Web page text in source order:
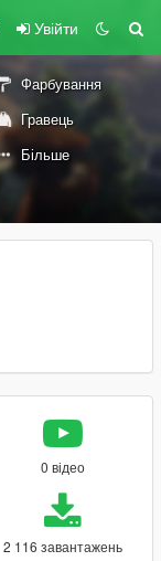
Увійти
Фарбування
Гравець
Більше
0 відео
2 116 завантажень